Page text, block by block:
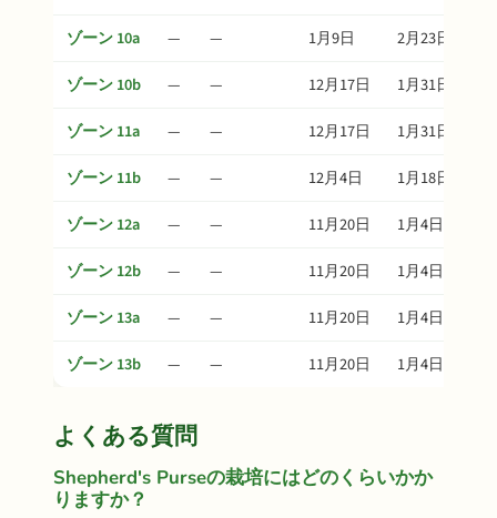
ゾーン 10a
— — 1月9日
2月23日
ゾーン 10b
— — 12月17日
1月31日
ゾーン 11a
— — 12月17日
1月31日
ゾーン 11b
— — 12月4日
1月18日
ゾーン 12a
— — 11月20日
1月4日
ゾーン 12b
— — 11月20日
1月4日
ゾーン 13a
— — 11月20日
1月4日
ゾーン 13b
— — 11月20日 1月4日
よくある質問
Shepherd's Purseの栽培にはどのくらいかか
りますか？